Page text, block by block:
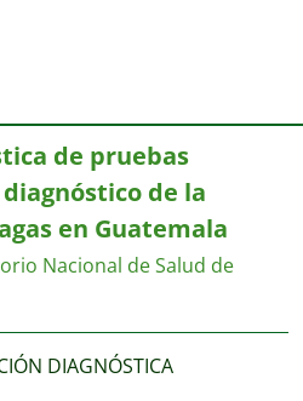
de pruebas
de la
en Guatemala
Nacional de Salud de
DIAGNÓSTICA